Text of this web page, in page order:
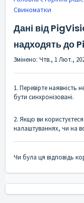
Свиноматки
Дані від
надходять до
Змінено: Чтв., 1 Лют.,
1. Перевірте наявність
бути синхронізовані.
2. Якщо ви
налаштуваннях, чи на
Чи була ця відповідь